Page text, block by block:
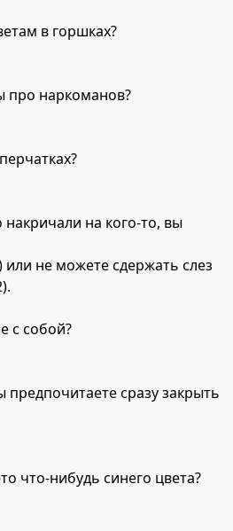
в горшках?
про наркоманов?
накричали на кого-то, вы
не можете сдержать слез
с собой?
предпочитаете сразу закрыть
что-нибудь синего цвета?